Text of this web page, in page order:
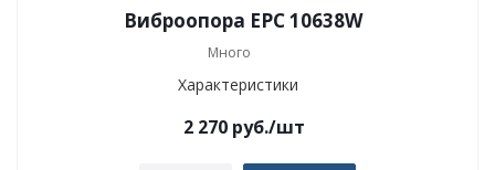
Виброопора EPC 10638W
Много
Характеристики
2 270руб./шт